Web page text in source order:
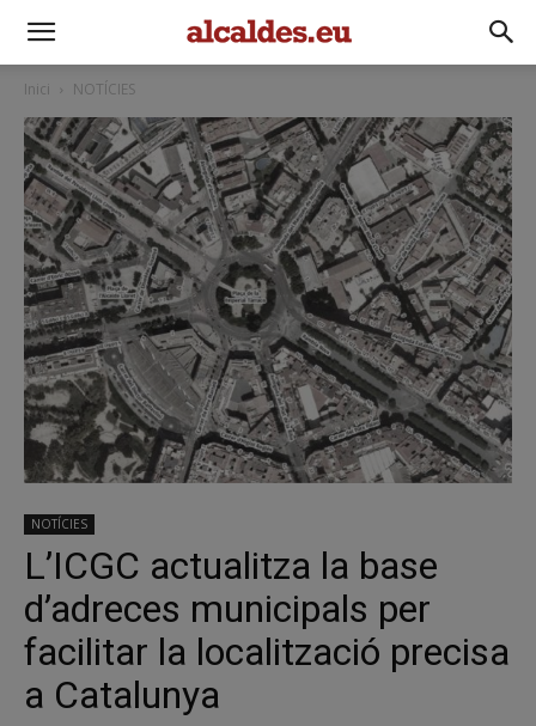
Inici NOTÍCIES
NOTÍCIES
L’ICGC actualitza la base
d’adreces municipals per
facilitar la localització precisa
a Catalunya